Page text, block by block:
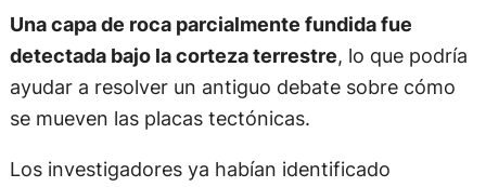
Una capa de roca parcialmente fundida fue
detectada bajo la corteza terrestre, lo que podría
ayudar a resolver un antiguo debate sobre cómo
se mueven las placas tectónicas.
Los investigadores ya habían identificado